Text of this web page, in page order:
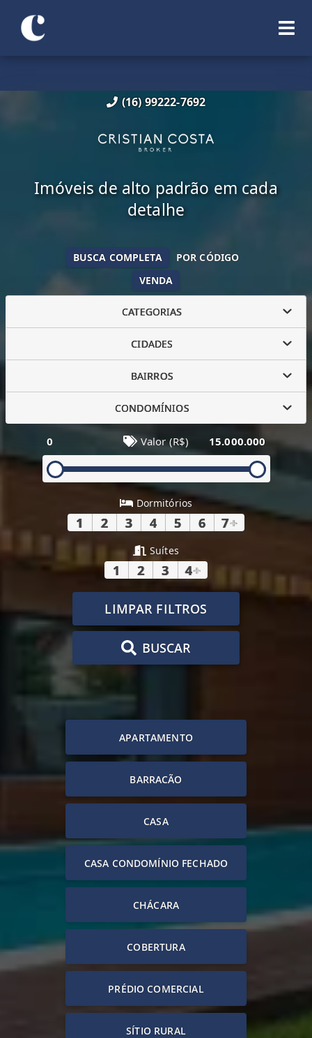
(16) 99222-7692
Imóveis de alto padrão em cada
detalhe
VENDA
BUSCA COMPLETA POR CÓDIGO
CATEGORIAS
CIDADES
BAIRROS
CONDOMÍNIOS
0 Valor (R$) 15.000.000
Dormitórios
1 2 3 4 5 6 7+
Suítes
1 2 3 4+
LIMPAR FILTROS
BUSCAR
APARTAMENTO
BARRACÃO
CASA
CASA CONDOMÍNIO FECHADO
CHÁCARA
COBERTURA
PRÉDIO COMERCIAL
SÍTIO RURAL